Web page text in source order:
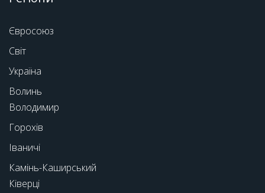
Євросоюз
Світ
Україна
Волинь
Володимир
Горохів
Іваничі
Камінь-Каширський
Ківерці